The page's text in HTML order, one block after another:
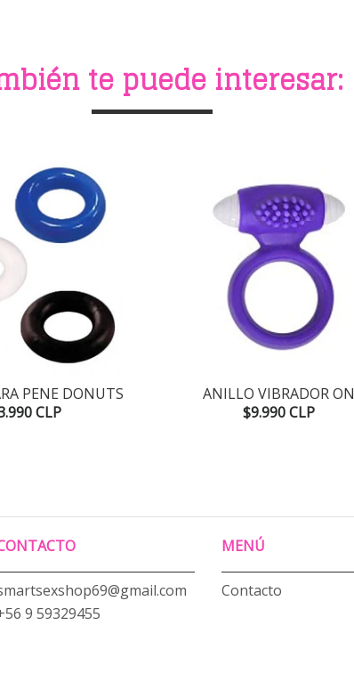
te puede interesar:
PENE DONUTS
CLP
ANILLO VIBRADOR ON
$9.990 CLP
9 59329455
MENÚ
Contacto